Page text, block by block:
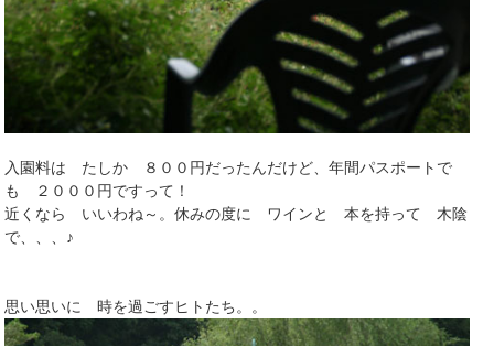
入園料は たしか ８００円だったんだけど、年間パスポートで
も ２０００円ですって！
近くなら いいわね～。休みの度に ワインと 本を持って 木陰
で、、、♪
思い思いに 時を過ごすヒトたち。。